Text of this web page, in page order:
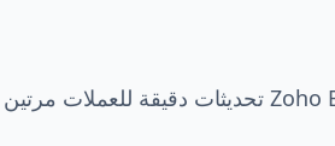
يضمن سعر صرف التحديث التلقائي لـ Zoho Billing تحديثات دقيقة للعملات مرتين